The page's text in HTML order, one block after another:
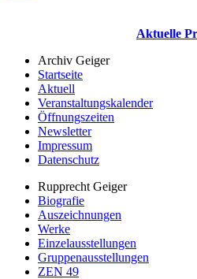
Aktuelle
Archiv Geiger
Startseite
Aktuell
Veranstaltungskalender
Öffnungszeiten
Newsletter
Impressum
Datenschutz
Rupprecht Geiger
Biografie
Auszeichnungen
Werke
Einzelausstellungen
Gruppenausstellungen
ZEN 49